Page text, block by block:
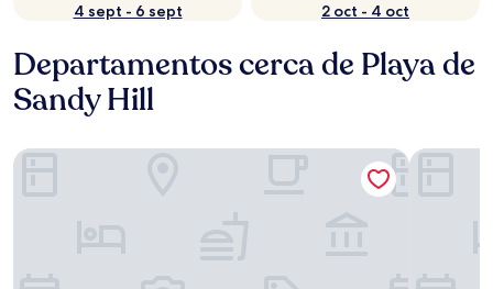
4 sept - 6 sept
2 oct - 4 oct
Departamentos cerca de Playa de
Sandy Hill
Residence Alamanda West End